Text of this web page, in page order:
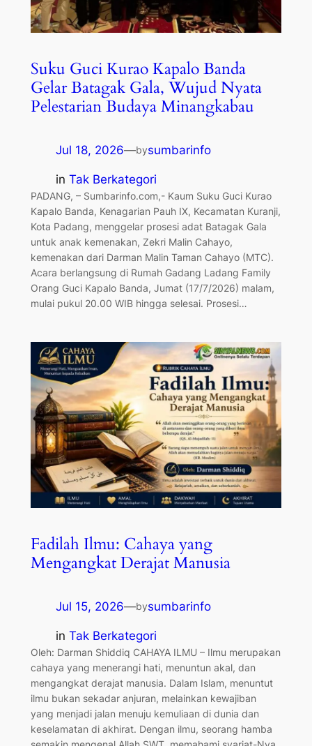
Suku Guci Kurao Kapalo Banda
Gelar Batagak Gala, Wujud Nyata
Pelestarian Budaya Minangkabau
Jul 18, 2026—bysumbarinfo
in Tak Berkategori
PADANG, – Sumbarinfo.com,- Kaum Suku Guci Kurao
Kapalo Banda, Kenagarian Pauh IX, Kecamatan Kuranji,
Kota Padang, menggelar prosesi adat Batagak Gala
untuk anak kemenakan, Zekri Malin Cahayo,
kemenakan dari Darman Malin Taman Cahayo (MTC).
Acara berlangsung di Rumah Gadang Ladang Family
Orang Guci Kapalo Banda, Jumat (17/7/2026) malam,
mulai pukul 20.00 WIB hingga selesai. Prosesi…
Fadilah Ilmu: Cahaya yang
Mengangkat Derajat Manusia
Jul 15, 2026—bysumbarinfo
in Tak Berkategori
Oleh: Darman Shiddiq CAHAYA ILMU – Ilmu merupakan
cahaya yang menerangi hati, menuntun akal, dan
mengangkat derajat manusia. Dalam Islam, menuntut
ilmu bukan sekadar anjuran, melainkan kewajiban
yang menjadi jalan menuju kemuliaan di dunia dan
keselamatan di akhirat. Dengan ilmu, seorang hamba